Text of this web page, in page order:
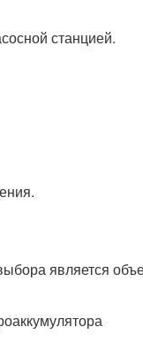
станцией.
является